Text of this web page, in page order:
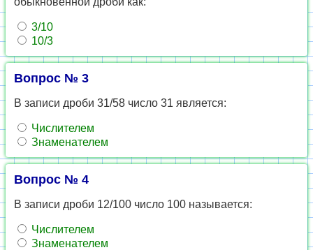
3/10
10/3
Вопрос № 3
В записи дроби 31/58 число 31 является:
Числителем
Знаменателем
Вопрос № 4
В записи дроби 12/100 число 100 называется:
Числителем
Знаменателем